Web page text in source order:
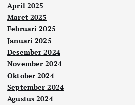
April 2025
Maret 2025
Februari 2025
Januari 2025
Desember 2024
November 2024
Oktober 2024
September 2024
Agustus 2024